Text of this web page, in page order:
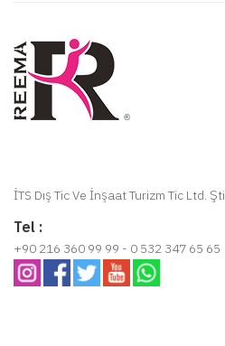
İTS Dış Tic Ve İnşaat Turizm Tic Ltd. Şti
Tel :
+90 216 360 99 99 - 0 532 347 65 65